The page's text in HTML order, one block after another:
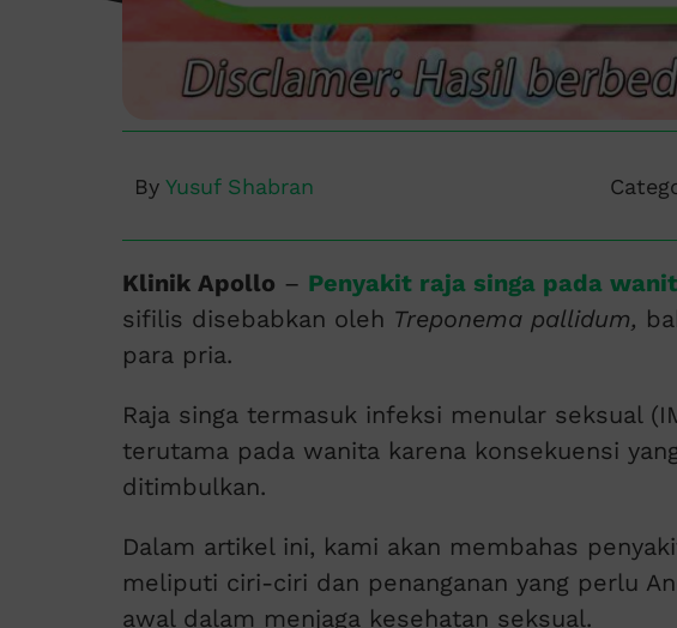
By Yusuf Shabran
Klinik Apollo – Penyakit raja singa pada
sifilis disebabkan oleh Treponema pallidum,
para pria.
Raja singa termasuk infeksi menular seksual
terutama pada wanita karena konsekuensi
ditimbulkan.
Dalam artikel ini, kami akan membahas
meliputi ciri-ciri dan penanganan yang perlu
awal dalam menjaga kesehatan seksual.